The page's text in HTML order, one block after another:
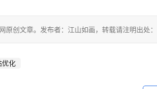
原创文章。发布者：江山如画，转载请注明出处：
优化